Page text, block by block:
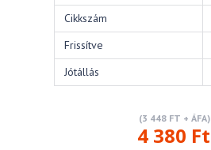
Cikkszám
Frissítve
Jótállás
(3 448 FT + ÁFA)
4 380 Ft